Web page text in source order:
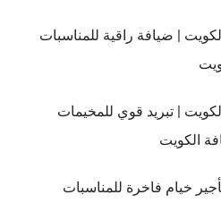
| ضيافة راقية للمناسبات
| تبريد قوي للمخيمات
الكويت
خيام فاخرة للمناسبات